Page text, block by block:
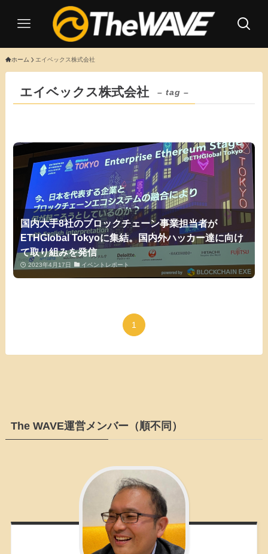
ホーム エイベックス株式会社
エイベックス株式会社 – tag –
国内大手8社のブロックチェーン事業担当者が
ETHGlobal Tokyoに集結。国内外ハッカー達に向け
て取り組みを発信
2023年4月17日 イベントレポート
1
The WAVE運営メンバー（順不同）